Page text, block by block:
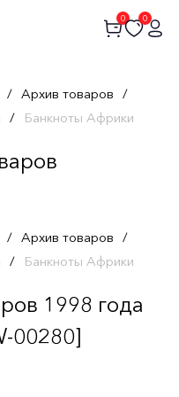
0 0
/ Архив товаров /
/ Банкноты Африки
/ Архив товаров /
/ Банкноты Африки
1998 года
00280]